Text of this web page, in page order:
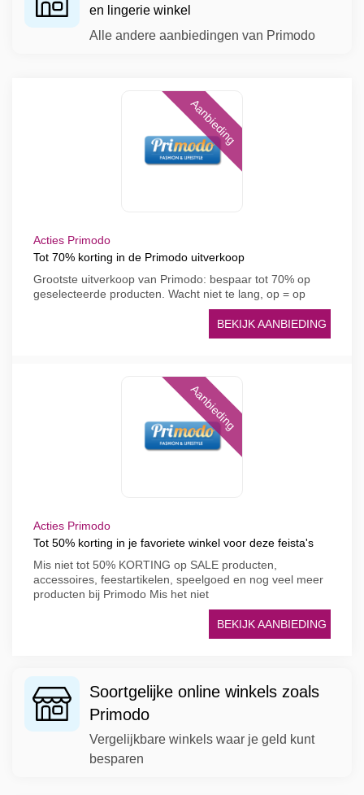
en lingerie winkel
Alle andere aanbiedingen van Primodo
Aanbieding
Acties Primodo
Tot 70% korting in de Primodo uitverkoop
Grootste uitverkoop van Primodo: bespaar tot 70% op
geselecteerde producten. Wacht niet te lang, op = op
BEKIJK AANBIEDING
Aanbieding
Acties Primodo
Tot 50% korting in je favoriete winkel voor deze feista's
Mis niet tot 50% KORTING op SALE producten,
accessoires, feestartikelen, speelgoed en nog veel meer
producten bij Primodo Mis het niet
BEKIJK AANBIEDING
Soortgelijke online winkels zoals
Primodo
Vergelijkbare winkels waar je geld kunt
besparen